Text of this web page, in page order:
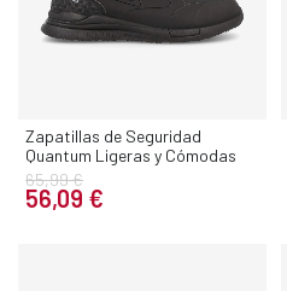
Zapatillas de Seguridad
Quantum Ligeras y Cómodas
65,99 €
56,09 €